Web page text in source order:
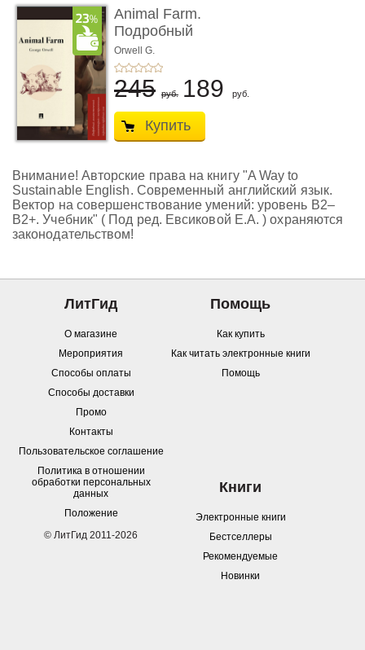
Animal Farm.
Подробный
лингвистический
комментарий ...
Orwell G.
245 руб. 189 руб.
Купить
Внимание! Авторские права на книгу "A Way to
Sustainable English. Современный английский язык.
Вектор на совершенствование умений: уровень B2–
B2+. Учебник" ( Под ред. Евсиковой Е.А. ) охраняются
законодательством!
ЛитГид
О магазине
Мероприятия
Способы оплаты
Способы доставки
Промо
Контакты
Пользовательское соглашение
Политика в отношении
обработки персональных
данных
Положение
© ЛитГид 2011-2026
Помощь
Как купить
Как читать электронные книги
Помощь
Книги
Электронные книги
Бестселлеры
Рекомендуемые
Новинки